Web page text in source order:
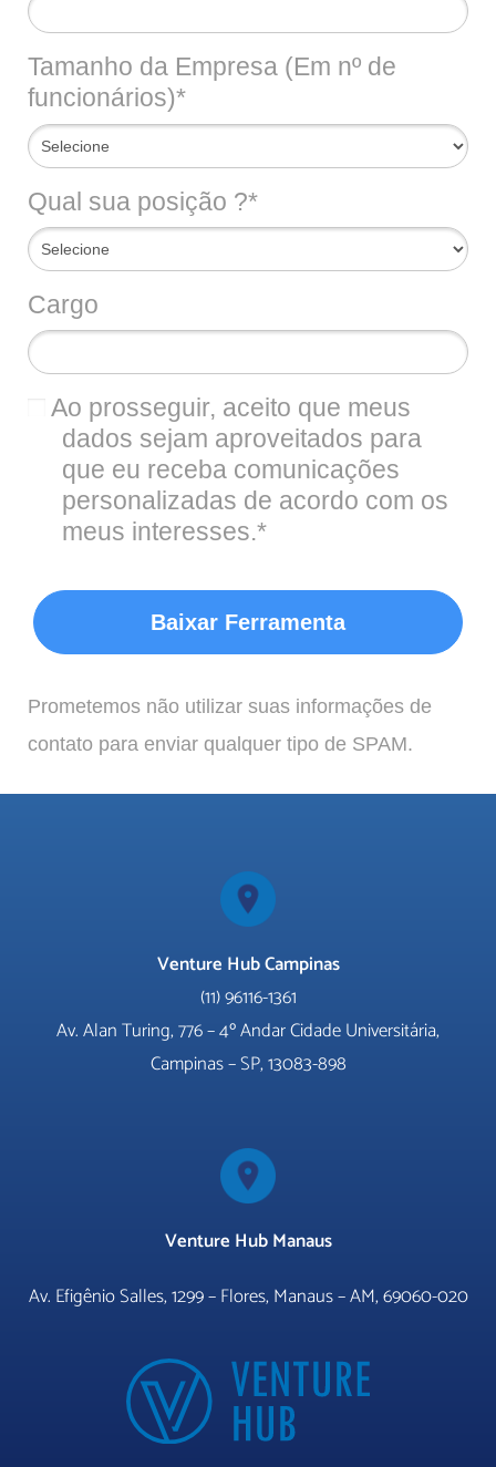
Tamanho da Empresa (Em nº de
funcionários)*
Qual sua posição ?*
Cargo
Ao prosseguir, aceito que meus
dados sejam aproveitados para
que eu receba comunicações
personalizadas de acordo com os
meus interesses.*
Baixar Ferramenta
Prometemos não utilizar suas informações de
contato para enviar qualquer tipo de SPAM.
Venture Hub Campinas
(11) 96116-1361
Av. Alan Turing, 776 –4º Andar Cidade Universitária,
Campinas – SP, 13083-898
Venture Hub Manaus
Av. Efigênio Salles, 1299 – Flores, Manaus – AM, 69060-020